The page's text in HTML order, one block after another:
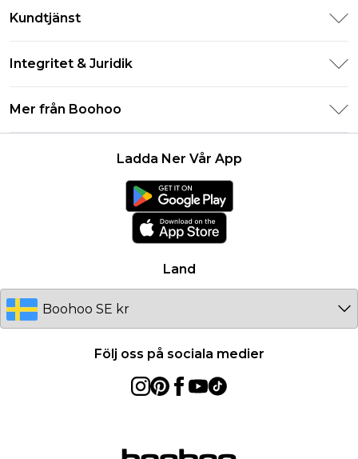
Studentrabatt - UNiDAYS
Boohoo-appen
Storleksguide
Kundtjänst
Leveransinformation
Returnerar information
Integritet & Juridik
Integritetspolicy
Mer från Boohoo
Land
Följ oss på sociala medier
Ladda Ner Vår App